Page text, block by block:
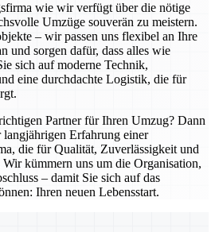
wie wir verfügt über die nötige
Umzüge souverän zu meistern.
– wir passen uns flexibel an Ihre
und sorgen dafür, dass alles wie
sich auf moderne Technik,
eine durchdachte Logistik, die für
Partner für Ihren Umzug? Dann
Erfahrung einer
die für Qualität, Zuverlässigkeit und
kümmern uns um die Organisation,
– damit Sie sich auf das
Ihren neuen Lebensstart.